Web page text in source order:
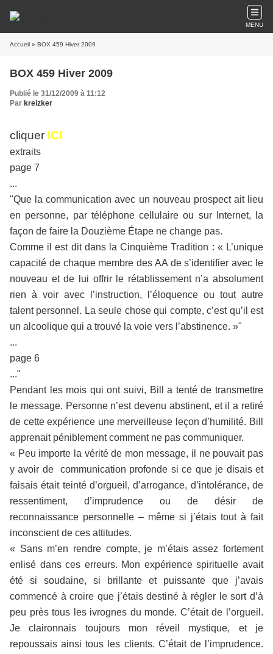
MENU
Accueil » BOX 459 Hiver 2009
BOX 459 Hiver 2009
Publié le 31/12/2009 à 11:12
Par kreizker
cliquer ICI
extraits
page 7
...
"Que la communication avec un nouveau prospect ait lieu
en personne, par téléphone cellulaire ou sur Internet, la
façon de faire la Douzième Étape ne change pas.
Comme il est dit dans la Cinquième Tradition : « L’unique
capacité de chaque membre des AA de s’identifier avec le
nouveau et de lui offrir le rétablissement n’a absolument
rien à voir avec l’instruction, l’éloquence ou tout autre
talent personnel. La seule chose qui compte, c’est qu’il est
un alcoolique qui a trouvé la voie vers l’abstinence. »"
...
page 6
..."
Pendant les mois qui ont suivi, Bill a tenté de transmettre
le message. Personne n’est devenu abstinent, et il a retiré
de cette expérience une merveilleuse leçon d’humilité. Bill
apprenait péniblement comment ne pas communiquer.
« Peu importe la vérité de mon message, il ne pouvait pas
y avoir de communication profonde si ce que je disais et
faisais était teinté d’orgueil, d’arrogance, d’intolérance, de
ressentiment, d’imprudence ou de désir de
reconnaissance personnelle – même si j’étais tout à fait
inconscient de ces attitudes.
« Sans m’en rendre compte, je m’étais assez fortement
enlisé dans ces erreurs. Mon expérience spirituelle avait
été si soudaine, si brillante et puissante que j’avais
commencé à croire que j’étais destiné à régler le sort d’à
peu près tous les ivrognes du monde. C’était de l’orgueil.
Je claironnais toujours mon réveil mystique, et je
repoussais ainsi tous les clients. C’était de l’imprudence.